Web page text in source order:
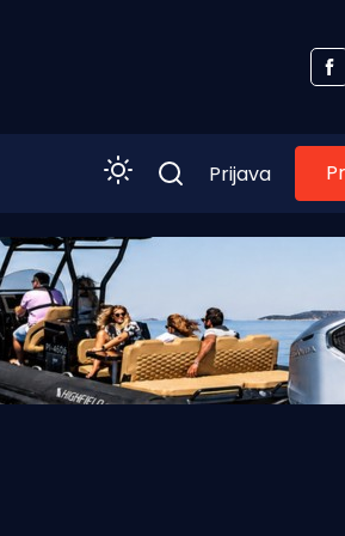
Prijava